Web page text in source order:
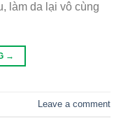
làm da lại vô cùng
→
Leave a comment